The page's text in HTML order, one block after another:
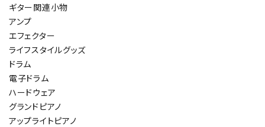
ギター関連小物
アンプ
エフェクター
ライフスタイルグッズ
ドラム
電子ドラム
ハードウェア
グランドピアノ
アップライトピアノ